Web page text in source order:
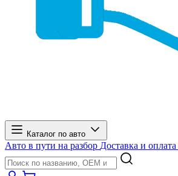
Каталог по авто
Авто в пути на разбор Доставка и оплата